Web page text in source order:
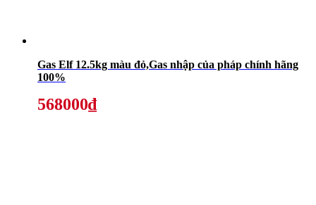
Gas Elf 12.5kg màu đỏ,Gas nhập của pháp chính hãng
100%
568000₫